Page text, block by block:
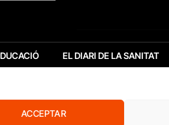
ACCEPTAR
EL DIARI DE LA SANITAT